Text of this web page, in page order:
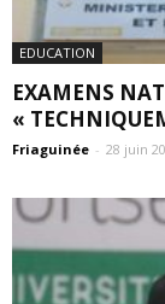
EDUCATION
EXAMENS
«
Friaguinée - 28 juin